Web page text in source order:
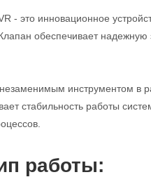
- это инновационное
обеспечивает
инструментом в
стабильность работы
работы: